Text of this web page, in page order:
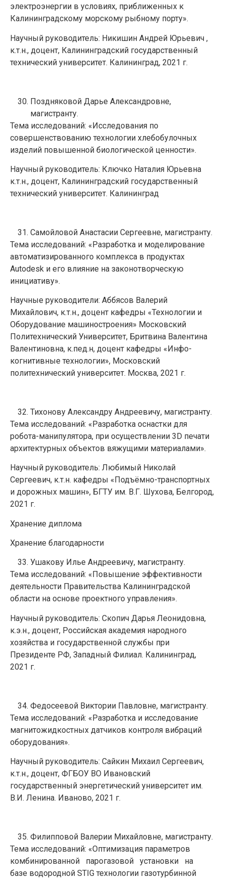
электроэнергии в условиях, приближенных к
Калининградскому морскому рыбному порту».
Научный руководитель: Никишин Андрей Юрьевич ,
к.т.н., доцент, Калининградский государственный
технический университет. Калининград, 2021 г.
Поздняковой Дарье Александровне,
магистранту.
Тема исследований: «Исследования по
совершенствованию технологии хлебобулочных
изделий повышенной биологической ценности».
Научный руководитель: Ключко Наталия Юрьевна
к.т.н., доцент, Калининградский государственный
технический университет. Калининград
Самойловой Анастасии Сергеевне, магистранту.
Тема исследований: «Разработка и моделирование
автоматизированного комплекса в продуктах
Autodesk и его влияние на законотворческую
инициативу».
Научные руководители: Аббясов Валерий
Михайлович, к.т.н., доцент кафедры «Технологии и
Оборудование машиностроения» Московский
Политехнический Университет, Бритвина Валентина
Валентиновна, к.пед.н, доцент кафедры «Инфо-
когнитивные технологии», Московский
политехнический университет. Москва, 2021 г.
Тихонову Александру Андреевичу, магистранту.
Тема исследований: «Разработка оснастки для
робота-манипулятора, при осуществлении 3D печати
архитектурных объектов вяжущими материалами».
Научный руководитель: Любимый Николай
Сергеевич, к.т.н. кафедры «Подъёмно-транспортных
и дорожных машин», БГТУ им. В.Г. Шухова, Белгород,
2021 г.
Хранение диплома
Хранение благодарности
Ушакову Илье Андреевичу, магистранту.
Тема исследований: «Повышение эффективности
деятельности Правительства Калининградской
области на основе проектного управления».
Научный руководитель: Скопич Дарья Леонидовна,
к.э.н., доцент, Российская академия народного
хозяйства и государственной службы при
Президенте РФ, Западный Филиал. Калининград,
2021 г.
Федосеевой Виктории Павловне, магистранту.
Тема исследований: «Разработка и исследование
магнитожидкостных датчиков контроля вибраций
оборудования».
Научный руководитель: Сайкин Михаил Сергеевич,
к.т.н., доцент, ФГБОУ ВО Ивановский
государственный энергетический университет им.
В.И. Ленина. Иваново, 2021 г.
Филипповой Валерии Михайловне, магистранту.
Тема исследований: «Оптимизация параметров
комбинированной парогазовой установки на
базе водородной STIG технологии газотурбинной